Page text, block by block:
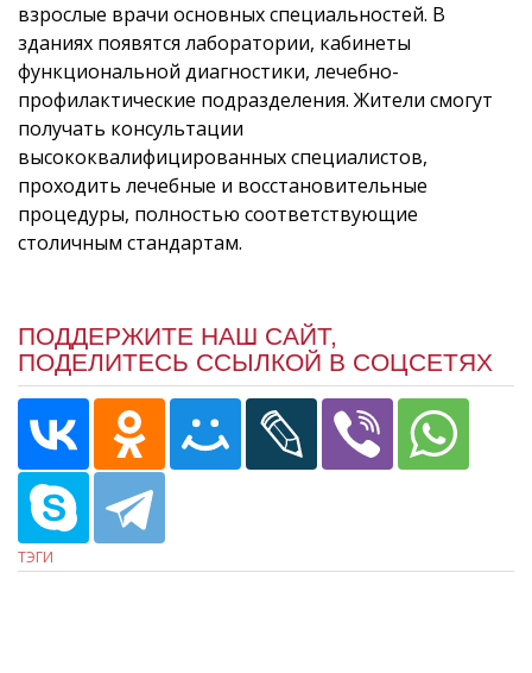
взрослые врачи основных специальностей. В
зданиях появятся лаборатории, кабинеты
функциональной диагностики, лечебно-
профилактические подразделения. Жители смогут
получать консультации
высококвалифицированных специалистов,
проходить лечебные и восстановительные
процедуры, полностью соответствующие
столичным стандартам.
ПОДДЕРЖИТЕ НАШ САЙТ,
ПОДЕЛИТЕСЬ ССЫЛКОЙ В СОЦСЕТЯХ
ТЭГИ